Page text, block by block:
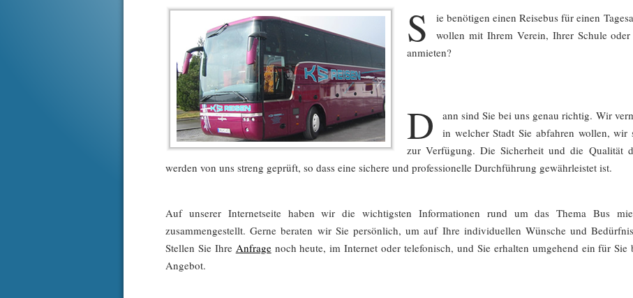
S
ie benötigen einen Reisebus für einen
wollen mit Ihrem Verein, Ihrer Schule
anmieten?
D
ann sind Sie bei uns genau richtig. Wir
in welcher Stadt Sie abfahren wollen, wir
zur Verfügung. Die Sicherheit und die Qualität
werden von uns streng geprüft, so dass eine sichere und professionelle Durchführung gewährleistet ist.
Auf unserer Internetseite haben wir die wichtigsten Informationen rund um das Thema Bus
zusammengestellt. Gerne beraten wir Sie persönlich, um auf Ihre individuellen Wünsche und
Stellen Sie Ihre Anfragenoch heute, im Internet oder telefonisch, und Sie erhalten umgehend ein für Sie
Angebot.